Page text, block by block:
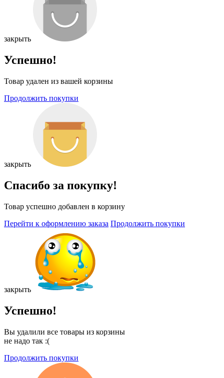
закрыть
Успешно!
Товар удален из вашей корзины
Продолжить покупки
закрыть
Спасибо за покупку!
Товар успешно добавлен в корзину
Перейти к оформлению заказа Продолжить покупки
закрыть
Успешно!
Вы удалили все товары из корзины
не надо так :(
Продолжить покупки